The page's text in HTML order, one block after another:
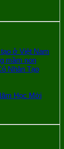
ở Việt Nam
mầm non
Nhân Tạo
Học Mới